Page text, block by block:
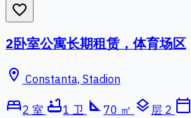
favorite_border
2卧室公寓长期租赁，体育场区
location_on Constanta, Stadion
bed2 室 bathtub1 卫 square_foot 70 ㎡ layers 层 2 calendar_today